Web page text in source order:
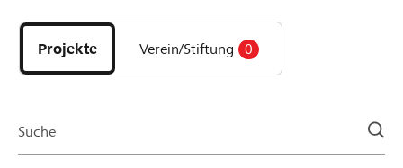
DE FR IT
Projekte
und
Organisationen
Projekte Verein/Stiftung 0
Suche